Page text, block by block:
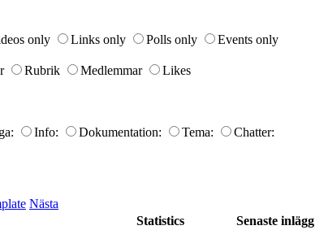
only Links only Polls only
Events only
Rubrik Medlemmar
Likes
Info: Dokumentation: Tema:
Chatter:
Nästa
Statistics
Senaste inlägg